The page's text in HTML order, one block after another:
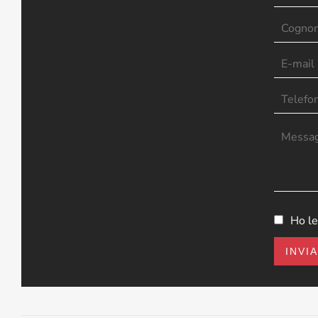
Ho